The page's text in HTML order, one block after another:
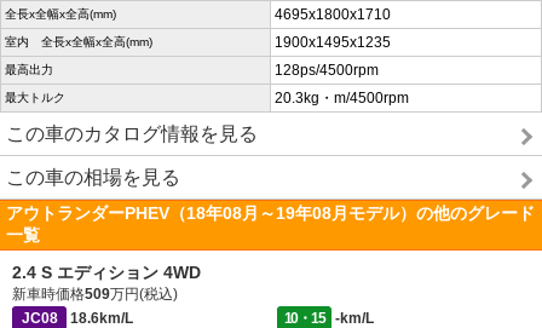
全長x全幅x全高(mm) 4695x1800x1710
室内 全長x全幅x全高(mm) 1900x1495x1235
最高出力 128ps/4500rpm
最大トルク 20.3kg・m/4500rpm
この車のカタログ情報を見る
この車の相場を見る
アウトランダーPHEV（18年08月～19年08月モデル）の他のグレード
一覧
2.4 S エディション 4WD
新車時価格509万円(税込)
JC08
18.6km/L 10・15
-km/L